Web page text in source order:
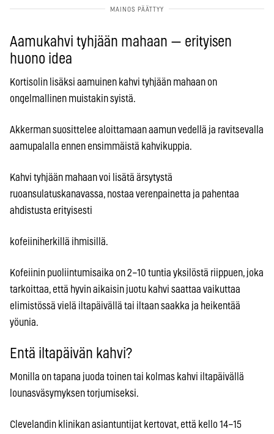
Aamukahvi tyhjään mahaan — erityisen
huono idea
Kortisolin lisäksi aamuinen kahvi tyhjään mahaan on
ongelmallinen muistakin syistä.
Akkerman suosittelee aloittamaan aamun vedellä ja ravitsevalla
aamupalalla ennen ensimmäistä kahvikuppia.
Kahvi tyhjään mahaan voi lisätä ärsytystä
ruoansulatuskanavassa, nostaa verenpainetta ja pahentaa
ahdistusta erityisesti
kofeiiniherkillä ihmisillä.
Kofeiinin puoliintumisaika on 2–10 tuntia yksilöstä riippuen, joka
tarkoittaa, että hyvin aikaisin juotu kahvi saattaa vaikuttaa
elimistössä vielä iltapäivällä tai iltaan saakka ja heikentää
yöunia.
Entä iltapäivän kahvi?
Monilla on tapana juoda toinen tai kolmas kahvi iltapäivällä
lounasväsymyksen torjumiseksi.
Clevelandin klinikan asiantuntijat kertovat, että kello 14–15